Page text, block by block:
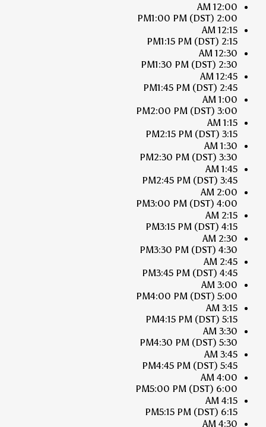
12:00 AM
2:00 PM
1:00 PM (DST)
12:15 AM
2:15 PM
1:15 PM (DST)
12:30 AM
2:30 PM
1:30 PM (DST)
12:45 AM
2:45 PM
1:45 PM (DST)
1:00 AM
3:00 PM
2:00 PM (DST)
1:15 AM
3:15 PM
2:15 PM (DST)
1:30 AM
3:30 PM
2:30 PM (DST)
1:45 AM
3:45 PM
2:45 PM (DST)
2:00 AM
4:00 PM
3:00 PM (DST)
2:15 AM
4:15 PM
3:15 PM (DST)
2:30 AM
4:30 PM
3:30 PM (DST)
2:45 AM
4:45 PM
3:45 PM (DST)
3:00 AM
5:00 PM
4:00 PM (DST)
3:15 AM
5:15 PM
4:15 PM (DST)
3:30 AM
5:30 PM
4:30 PM (DST)
3:45 AM
5:45 PM
4:45 PM (DST)
4:00 AM
6:00 PM
5:00 PM (DST)
4:15 AM
6:15 PM
5:15 PM (DST)
4:30 AM